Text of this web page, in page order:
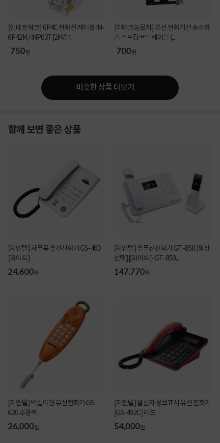
[인네트워크] 6P4C 전화선 케이블 IN-
6P42M / INP037 [2M/블...
750원
[티테크놀로지] 유선 전화기선 송수화
기 스프링코드 케이블 (...
700원
비슷한 상품 더보기
함께 보면 좋은 상품
[지엔텔] 사무용 유선전화기 GS-460
[화이트]
24,600원
[지엔텔] 유무선전화기 GT-850 [색상
선택]|[화이트]-GT-850...
147,770원
[지엔텔] 벽걸이형 유선전화기 GS-
620 주황색
26,000원
[지엔텔] 발신자 정보표시 유선 전화기
[GS-492C] 레드
54,000원